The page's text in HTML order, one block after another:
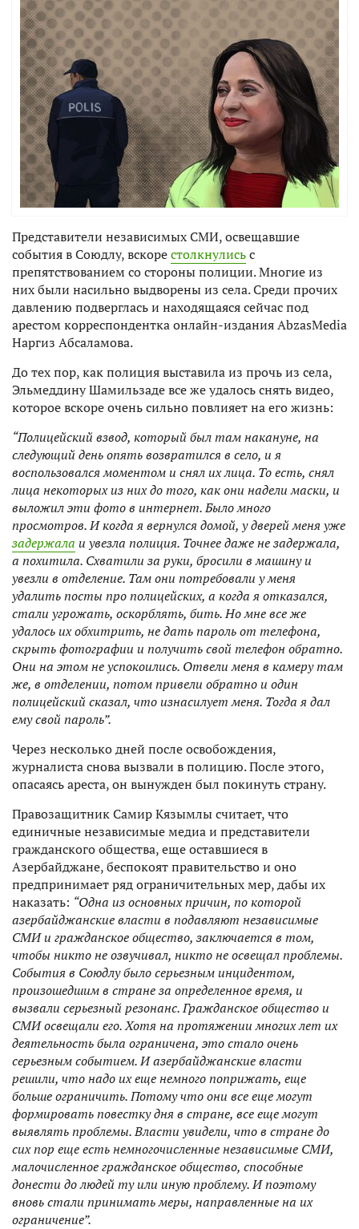
Представители независимых СМИ, освещавшие
события в Союдлу, вскорестолкнулисьс
препятствованием со стороны полиции. Многие из
них были насильно выдворены из села. Среди прочих
давлению подверглась и находящаяся сейчас под
арестом корреспондентка онлайн-издания AbzasMedia
Наргиз Абсаламова.
До тех пор, как полиция выставила из прочь из села,
Эльмеддину Шамильзаде все же удалось снять видео,
которое вскоре очень сильно повлияет на его жизнь:
“Полицейский взвод, который был там накануне, на
следующий день опять возвратился в село, и я
воспользовался моментом и снял их лица. То есть, снял
лица некоторых из них до того, как они надели маски, и
выложил эти фото в интернет. Было много
просмотров. И когда я вернулся домой, у дверей меня уже
задержала и увезла полиция. Точнее даже не задержала,
а похитила. Схватили за руки, бросили в машину и
увезли в отделение. Там они потребовали у меня
удалить посты про полицейских, а когда я отказался,
стали угрожать, оскорблять, бить. Но мне все же
удалось их обхитрить, не дать пароль от телефона,
скрыть фотографии и получить свой телефон обратно.
Они на этом не успокоились. Отвели меня в камеру там
же, в отделении, потом привели обратно и один
полицейский сказал, что изнасилует меня. Тогда я дал
ему свой пароль”.
Через несколько дней после освобождения,
журналиста снова вызвали в полицию. После этого,
опасаясь ареста, он вынужден был покинуть страну.
Правозащитник Самир Кязымлы считает, что
единичные независимые медиа и представители
гражданского общества, еще оставшиеся в
Азербайджане, беспокоят правительство и оно
предпринимает ряд ограничительных мер, дабы их
наказать: “Одна из основных причин, по которой
азербайджанские власти в подавляют независимые
СМИ и гражданское общество, заключается в том,
чтобы никто не озвучивал, никто не освещал проблемы.
События в Союдлу было серьезным инцидентом,
произошедшим в стране за определенное время, и
вызвали серьезный резонанс. Гражданское общество и
СМИ освещали его. Хотя на протяжении многих лет их
деятельность была ограничена, это стало очень
серьезным событием. И азербайджанские власти
решили, что надо их еще немного поприжать, еще
больше ограничить. Потому что они все еще могут
формировать повестку дня в стране, все еще могут
выявлять проблемы. Власти увидели, что в стране до
сих пор еще есть немногочисленные независимые СМИ,
малочисленное гражданское общество, способные
донести до людей ту или иную проблему. И поэтому
вновь стали принимать меры, направленные на их
ограничение”.